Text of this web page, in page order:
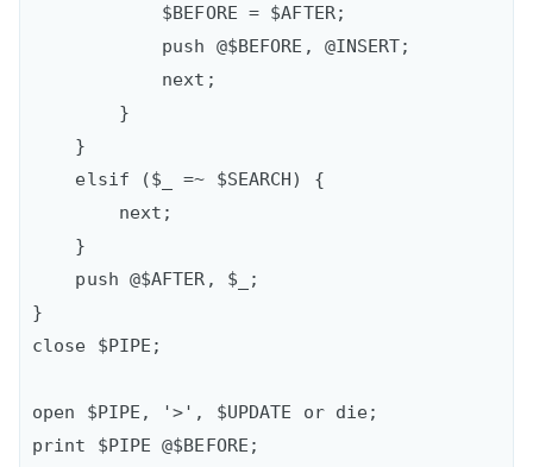
            $BEFORE = $AFTER;
            push @$BEFORE, @INSERT;
            next;
        }
    }
    elsif ($_ =~ $SEARCH) {
        next;
    }
    push @$AFTER, $_;
}
close $PIPE;
open $PIPE, '>', $UPDATE or die;
print $PIPE @$BEFORE;